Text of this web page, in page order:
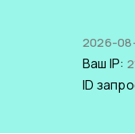
2026-
Ваш IP:
ID